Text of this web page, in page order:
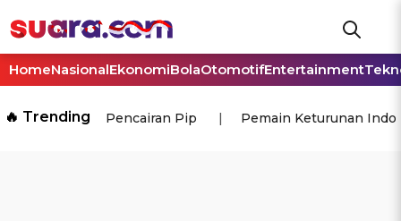
HomeNasionalEkonomiBolaOtomotifEntertainment
🔥 Trending Pencairan Pip Pemain Keturunan